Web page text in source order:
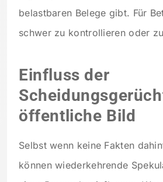
belastbaren Belege gibt. Für
schwer zu kontrollieren oder
Einfluss der
öffentliche Bild
Selbst wenn keine Fakten
können wiederkehrende